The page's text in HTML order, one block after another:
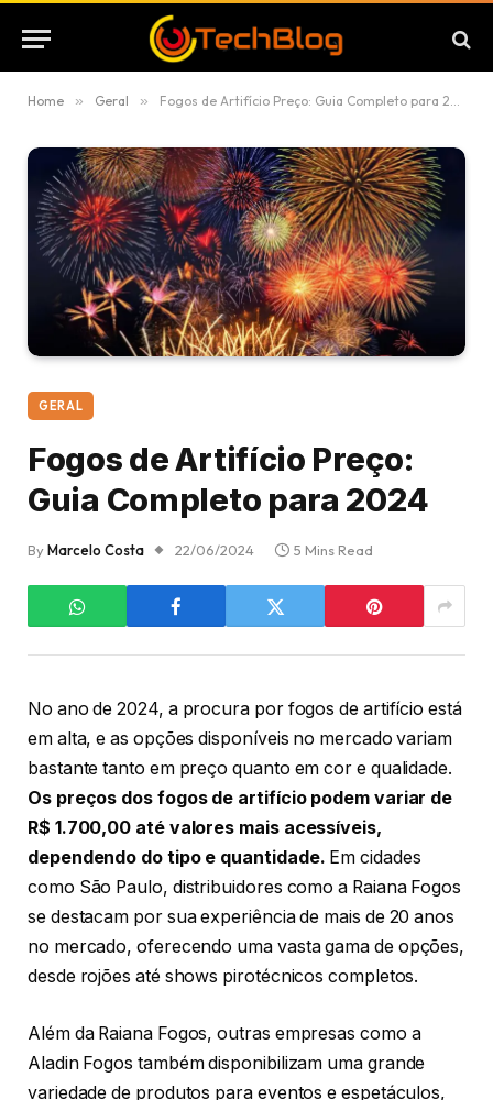
Home » Geral » Fogos de Artifício Preço: Guia Completo para 2024
GERAL
Fogos de Artifício Preço:
Guia Completo para 2024
ByMarcelo Costa 22/06/2024 5 Mins Read
No ano de 2024, a procura por fogos de artifício está
em alta, e as opções disponíveis no mercado variam
bastante tanto em preço quanto em cor e qualidade.
Os preços dos fogos de artifício podem variar de
R$ 1.700,00 até valores mais acessíveis,
dependendo do tipo e quantidade. Em cidades
como São Paulo, distribuidores como a Raiana Fogos
se destacam por sua experiência de mais de 20 anos
no mercado, oferecendo uma vasta gama de opções,
desde rojões até shows pirotécnicos completos.
Além da Raiana Fogos, outras empresas como a
Aladin Fogos também disponibilizam uma grande
variedade de produtos para eventos e espetáculos,